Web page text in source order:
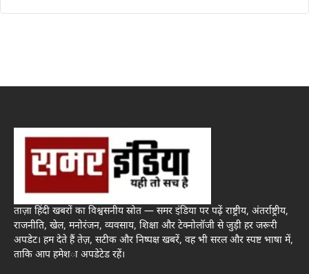
ताज़ा हिंदी खबरों का विश्वसनीय स्रोत — समर इंडिया पर पढ़ें राष्ट्रीय, अंतर्राष्ट्रीय,
राजनीति, खेल, मनोरंजन, व्यवसाय, शिक्षा और टेक्नोलॉजी से जुड़ी हर जरूरी
अपडेट। हम देते हैं तेज़, सटीक और निष्पक्ष खबरें, वह भी सरल और स्पष्ट भाषा में,
ताकि आप हमेशा अपडेटेड रहें।